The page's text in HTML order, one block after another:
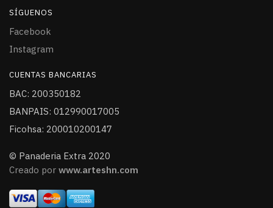
SÍGUENOS
Facebook
Instagram
CUENTAS BANCARIAS
BAC: 200350182
BANPAIS: 012990017005
Ficohsa: 200010200147
© Panaderia Extra 2020
Creado por www.arteshn.com